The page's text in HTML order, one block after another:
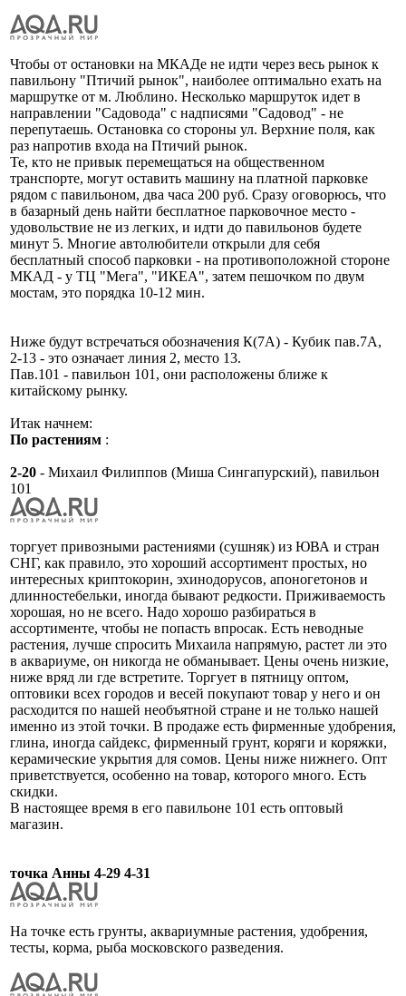
Чтобы от остановки на МКАДе не идти через весь рынок к
павильону "Птичий рынок", наиболее оптимально ехать на
маршрутке от м. Люблино. Несколько маршруток идет в
направлении "Садовода" с надписями "Садовод" - не
перепутаешь. Остановка со стороны ул. Верхние поля, как
раз напротив входа на Птичий рынок.
Те, кто не привык перемещаться на общественном
транспорте, могут оставить машину на платной парковке
рядом с павильоном, два часа 200 руб. Сразу оговорюсь, что
в базарный день найти бесплатное парковочное место -
удовольствие не из легких, и идти до павильонов будете
минут 5. Многие автолюбители открыли для себя
бесплатный способ парковки - на противоположной стороне
МКАД - у ТЦ "Мега", "ИКЕА", затем пешочком по двум
мостам, это порядка 10-12 мин.
Ниже будут встречаться обозначения К(7А) - Кубик пав.7А,
2-13 - это означает линия 2, место 13.
Пав.101 - павильон 101, они расположены ближе к
китайскому рынку.
Итак начнем:
По растениям :
2-20 - Михаил Филиппов (Миша Сингапурский), павильон
101
торгует привозными растениями (сушняк) из ЮВА и стран
СНГ, как правило, это хороший ассортимент простых, но
интересных криптокорин, эхинодорусов, апоногетонов и
длинностебельки, иногда бывают редкости. Приживаемость
хорошая, но не всего. Надо хорошо разбираться в
ассортименте, чтобы не попасть впросак. Есть неводные
растения, лучше спросить Михаила напрямую, растет ли это
в аквариуме, он никогда не обманывает. Цены очень низкие,
ниже вряд ли где встретите. Торгует в пятницу оптом,
оптовики всех городов и весей покупают товар у него и он
расходится по нашей необъятной стране и не только нашей
именно из этой точки. В продаже есть фирменные удобрения,
глина, иногда сайдекс, фирменный грунт, коряги и коряжки,
керамические укрытия для сомов. Цены ниже нижнего. Опт
приветствуется, особенно на товар, которого много. Есть
скидки.
В настоящее время в его павильоне 101 есть оптовый
магазин.
точка Анны 4-29 4-31
На точке есть грунты, аквариумные растения, удобрения,
тесты, корма, рыба московского разведения.